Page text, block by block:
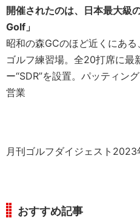
開催されたのは、日本最大級
Golf」
昭和の森GCのほど近くにあ
ゴルフ練習場。全20打席に最
ー“SDR”を設置。パッティン
営業
月刊ゴルフダイジェスト2023
おすすめ記事